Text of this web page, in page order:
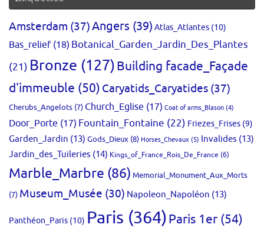
Amsterdam (37)Angers (39) Atlas_Atlantes (10)
Bas_relief(18) Botanical_Garden_Jardin_Des_Plantes
(21) Bronze (127)Building facade_Façade
d'immeuble (50) Caryatids_Caryatides (37)
Cherubs_Angelots (7) Church_Eglise (17) Coat of arms_Blason (4)
Door_Porte (17) Fountain_Fontaine (22) Friezes_Frises (9)
Garden_Jardin (13) Gods_Dieux (8) Horses_Chevaux (5) Invalides (13)
Jardin_des_Tuileries (14) Kings_of_France_Rois_De_France (6)
Marble_Marbre (86) Memorial_Monument_Aux_Morts
(7) Museum_Musée (30) Napoleon_Napoléon (13)
Panthéon_Paris (10) Paris (364)Paris 1er (54)